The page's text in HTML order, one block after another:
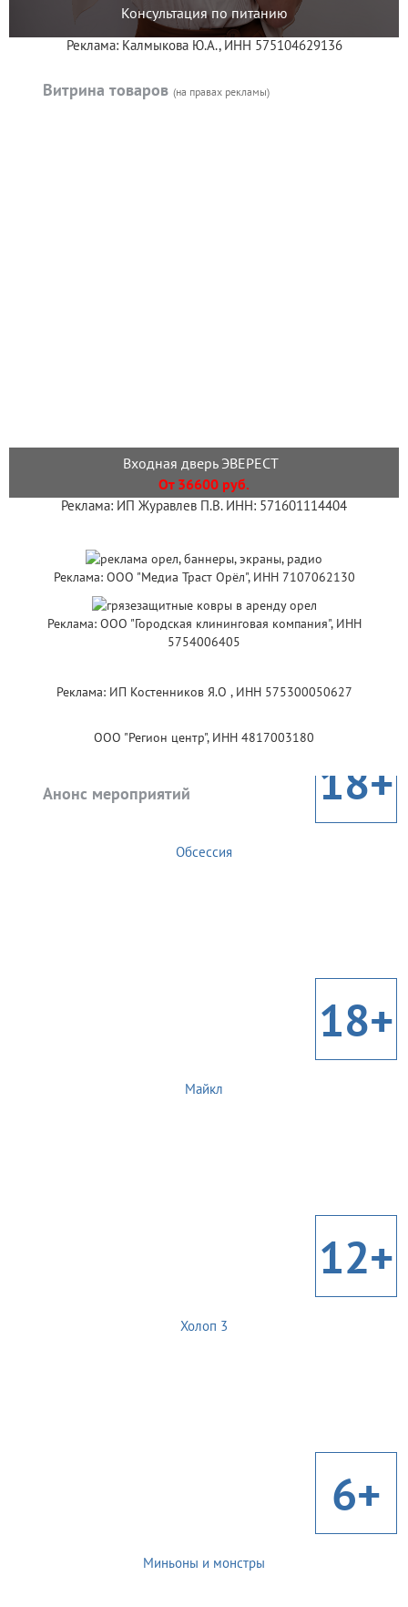
Консультация по питанию
Реклама: Калмыкова Ю.А., ИНН 575104629136
Витрина товаров (на правах рекламы)
Входная дверь ЭВЕРЕСТ
От 36600 руб.
Реклама: ИП Журавлев П.В. ИНН: 571601114404
Реклама: ООО "Медиа Траст Орёл", ИНН 7107062130
Реклама: ООО "Городская клининговая компания", ИНН
5754006405
Реклама: ИП Костенников Я.О , ИНН 575300050627
ООО "Регион центр", ИНН 4817003180
Анонс мероприятий 18+
Обсессия
18+
Майкл
12+
Холоп 3
6+
Миньоны и монстры